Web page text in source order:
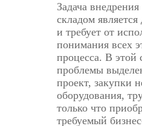
Задача
складом
и требует от
понимания всех
процесса. В этой
проблемы
проект, закупки
оборудования,
только что
требуемый